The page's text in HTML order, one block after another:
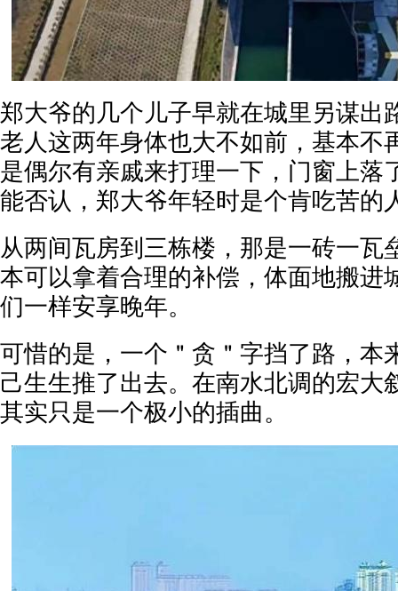
郑大爷的几个儿子早就在城里另谋出
老人这两年身体也大不如前，基本不
是偶尔有亲戚来打理一下，门窗上落
能否认，郑大爷年轻时是个肯吃苦的
从两间瓦房到三栋楼，那是一砖一瓦
本可以拿着合理的补偿，体面地搬进
们一样安享晚年。
可惜的是，一个＂贪＂字挡了路，本
己生生推了出去。在南水北调的宏大
其实只是一个极小的插曲。